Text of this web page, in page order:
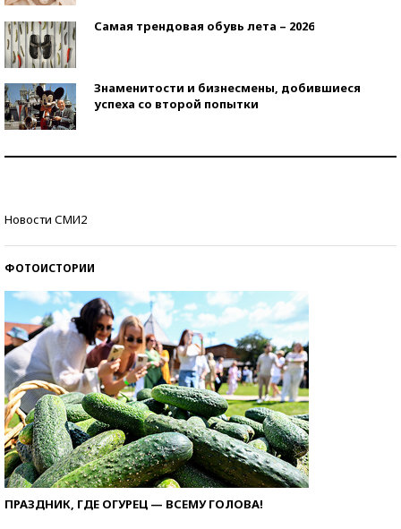
Самая трендовая обувь лета – 2026
Знаменитости и бизнесмены, добившиеся
успеха со второй попытки
Новости СМИ2
ФОТОИСТОРИИ
ПРАЗДНИК, ГДЕ ОГУРЕЦ — ВСЕМУ ГОЛОВА!